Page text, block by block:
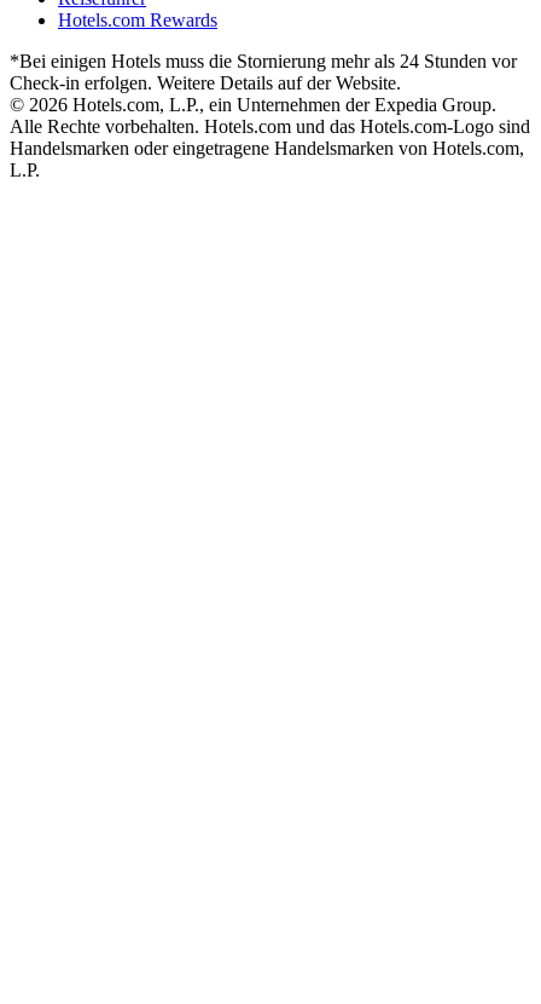
Hotels.com Rewards
*Bei einigen Hotels muss die Stornierung mehr als 24 Stunden vor
Check-in erfolgen. Weitere Details auf der Website.
© 2026 Hotels.com, L.P., ein Unternehmen der Expedia Group.
Alle Rechte vorbehalten. Hotels.com und das Hotels.com-Logo sind
Handelsmarken oder eingetragene Handelsmarken von Hotels.com,
L.P.